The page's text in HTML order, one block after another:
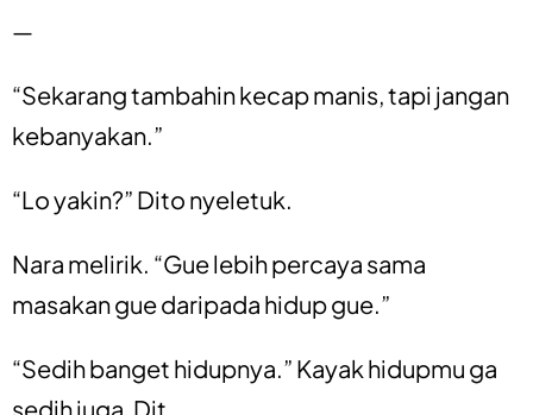
—
“Sekarang tambahin kecap manis, tapi jangan
kebanyakan.”
“Lo yakin?” Dito nyeletuk.
Nara melirik. “Gue lebih percaya sama
masakan gue daripada hidup gue.”
“Sedih banget hidupnya.” Kayak hidupmu ga
sedih juga, Dit.